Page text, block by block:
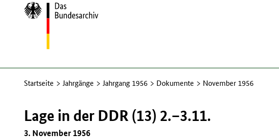
Zur
Startseite
Startseite Jahrgänge Jahrgang 1956 Dokumente November 1956
Lage in der DDR (13) 2.–3.11.
3. November 1956